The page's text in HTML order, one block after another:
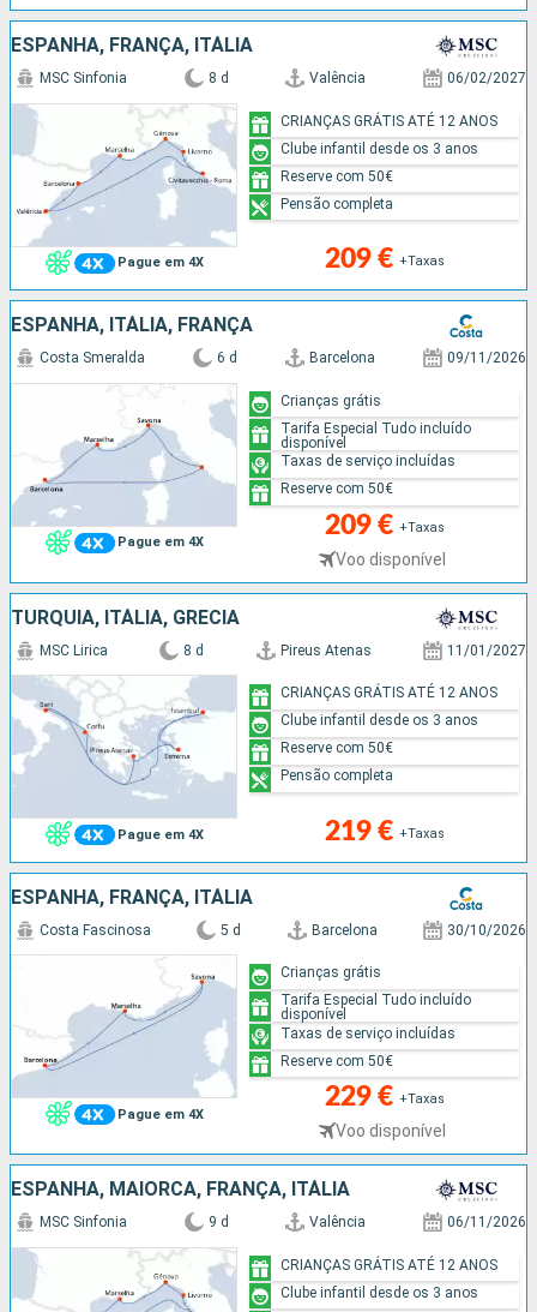
ESPANHA, FRANÇA, ITÁLIA
Pague em 4X
MSC Sinfonia 8 d Valência 06/02/2027
209 € +Taxas
CRIANÇAS GRÁTIS ATÉ 12 ANOS
Clube infantil desde os 3 anos
Reserve com 50€
Pensão completa
ESPANHA, ITÁLIA, FRANÇA
Pague em 4X
Costa Smeralda 6 d Barcelona 09/11/2026
209 € +Taxas
Voo disponível
Crianças grátis
Tarifa Especial Tudo incluído
disponível
Taxas de serviço incluídas
Reserve com 50€
TURQUIA, ITÁLIA, GRÉCIA
Pague em 4X
MSC Lirica 8 d Pireus Atenas 11/01/2027
219 € +Taxas
CRIANÇAS GRÁTIS ATÉ 12 ANOS
Clube infantil desde os 3 anos
Reserve com 50€
Pensão completa
ESPANHA, FRANÇA, ITÁLIA
Pague em 4X
Costa Fascinosa 5 d Barcelona 30/10/2026
229 € +Taxas
Voo disponível
Crianças grátis
Tarifa Especial Tudo incluído
disponível
Taxas de serviço incluídas
Reserve com 50€
ESPANHA, MAIORCA, FRANÇA, ITÁLIA
MSC Sinfonia 9 d Valência 06/11/2026
CRIANÇAS GRÁTIS ATÉ 12 ANOS
Clube infantil desde os 3 anos